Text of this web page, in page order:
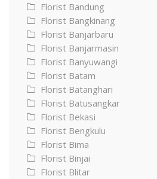
Florist Bandung
Florist Bangkinang
Florist Banjarbaru
Florist Banjarmasin
Florist Banyuwangi
Florist Batam
Florist Batanghari
Florist Batusangkar
Florist Bekasi
Florist Bengkulu
Florist Bima
Florist Binjai
Florist Blitar